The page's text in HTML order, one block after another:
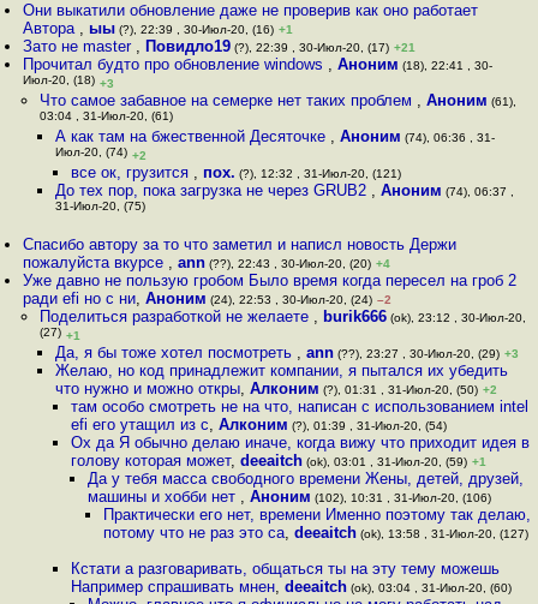
Они выкатили обновление даже не проверив как оно работает
Автора , ыы (?), 22:39 , 30-Июл-20, (16) +1
Зато не master , Повидло19 (?), 22:39 , 30-Июл-20, (17) +21
Прочитал будто про обновление windows ,Аноним (18), 22:41 , 30-
Июл-20, (18) +3
Что самое забавное на семерке нет таких проблем , Аноним (61),
03:04 , 31-Июл-20, (61)
А как там на бжественной Десяточке , Аноним (74), 06:36 , 31-
Июл-20, (74) +2
все ок, грузится , пох. (?), 12:32 , 31-Июл-20, (121)
До тех пор, пока загрузка не через GRUB2 , Аноним (74), 06:37 ,
31-Июл-20, (75)
Спасибо автору за то что заметил и написл новость Держи
пожалуйста вкурсе ,ann (??), 22:43 , 30-Июл-20, (20) +4
Уже давно не пользую гробом Было время когда пересел на гроб 2
ради efi но с ни,Аноним (24), 22:53 , 30-Июл-20, (24) –2
Поделиться разработкой не желаете , burik666(ok), 23:12 , 30-Июл-20,
(27) +1
Да, я бы тоже хотел посмотреть , ann(??), 23:27 , 30-Июл-20, (29) +3
Желаю, но код принадлежит компании, я пытался их убедить
что нужно и можно откры, Алконим (?), 01:31 , 31-Июл-20, (50) +2
там особо смотреть не на что, написан с использованием intel
efi его утащил из с,Алконим (?), 01:39 , 31-Июл-20, (54)
Ох да Я обычно делаю иначе, когда вижу что приходит идея в
голову которая может,deeaitch (ok), 03:01 , 31-Июл-20, (59) +1
Да у тебя масса свободного времени Жены, детей, друзей,
машины и хобби нет , Аноним (102), 10:31 , 31-Июл-20, (106)
Практически его нет, времени Именно поэтому так делаю,
потому что не раз это са, deeaitch(ok), 13:58 , 31-Июл-20, (127)
Кстати а разговаривать, общаться ты на эту тему можешь
Например спрашивать мнен,deeaitch (ok), 03:04 , 31-Июл-20, (60)